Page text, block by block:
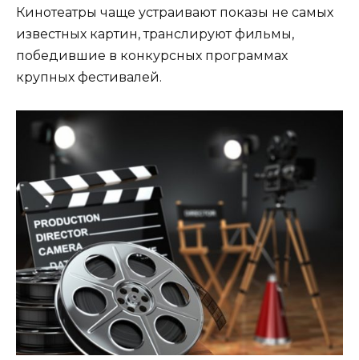
Кинотеатры чаще устраивают показы не самых
известных картин, транслируют фильмы,
победившие в конкурсных программах
крупных фестивалей.